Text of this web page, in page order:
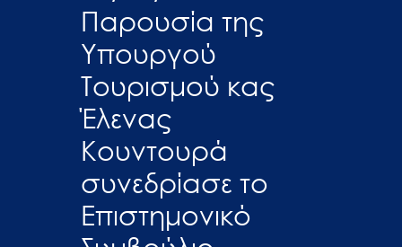
Παρουσία της
Υπουργού
Τουρισμού κας
Έλενας
Κουντουρά
συνεδρίασε το
Επιστημονικό